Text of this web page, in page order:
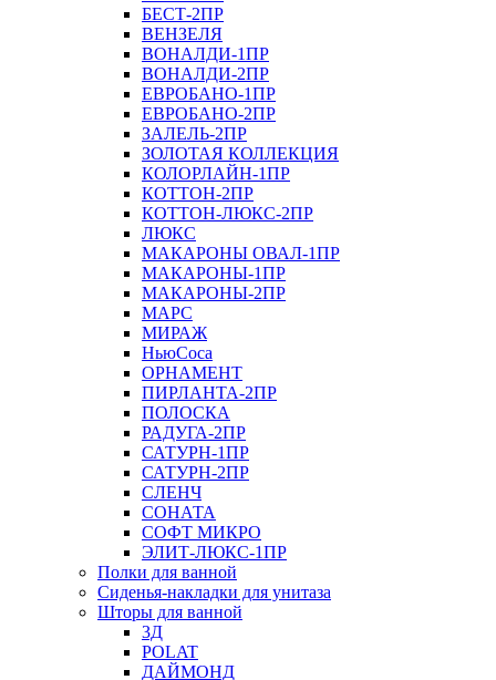
БЕСТ-2ПР
ВЕНЗЕЛЯ
ВОНАЛДИ-1ПР
ВОНАЛДИ-2ПР
ЕВРОБАНО-1ПР
ЕВРОБАНО-2ПР
ЗАЛЕЛЬ-2ПР
ЗОЛОТАЯ КОЛЛЕКЦИЯ
КОЛОРЛАЙН-1ПР
КОТТОН-2ПР
КОТТОН-ЛЮКС-2ПР
ЛЮКС
МАКАРОНЫ ОВАЛ-1ПР
МАКАРОНЫ-1ПР
МАКАРОНЫ-2ПР
МАРС
МИРАЖ
НьюСоса
ОРНАМЕНТ
ПИРЛАНТА-2ПР
ПОЛОСКА
РАДУГА-2ПР
САТУРН-1ПР
САТУРН-2ПР
СЛЕНЧ
СОНАТА
СОФТ МИКРО
ЭЛИТ-ЛЮКС-1ПР
Полки для ванной
Сиденья-накладки для унитаза
Шторы для ванной
3Д
POLAT
ДАЙМОНД